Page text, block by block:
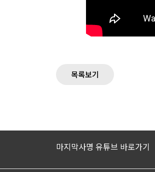
목록보기
마지막사명 유튜브 바로가기